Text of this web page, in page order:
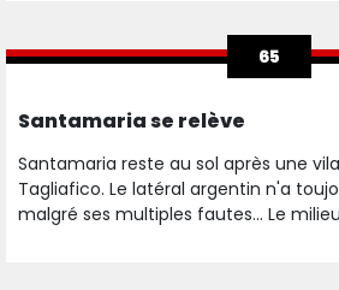
65
Santamaria se relève
Santamaria reste au sol après une
Tagliafico. Le latéral argentin n'a
malgré ses multiples fautes... Le